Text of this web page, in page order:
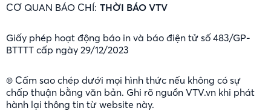
CƠ QUAN BÁO CHÍ: THỜI BÁO VTV
Giấy phép hoạt động báo in và báo điện tử số 483/GP-
BTTTT cấp ngày 29/12/2023
® Cấm sao chép dưới mọi hình thức nếu không có sự
chấp thuận bằng văn bản. Ghi rõ nguồn VTV.vn khi phát
hành lại thông tin từ website này.